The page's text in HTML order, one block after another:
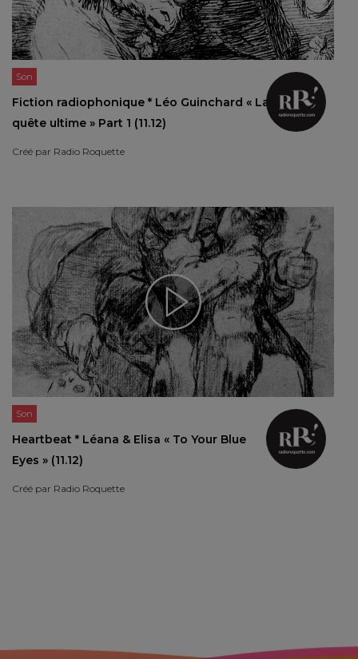
Son
Fiction radiophonique * Léo Guinchard « La
quête ultime » Part 1 (11.12)
Créé par Radio Roquette
Son
Heartbeat * Léana & Elisa « To Your Blue
Eyes » (11.12)
Créé par Radio Roquette